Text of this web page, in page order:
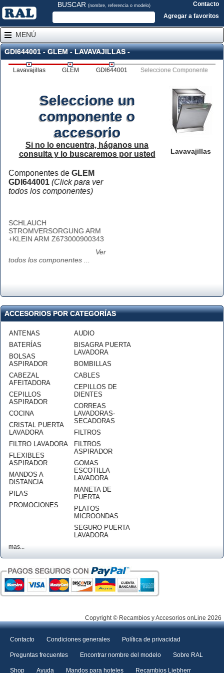
BUSCAR (nombre, referencia o modelo)
Contacto
Agregar a favoritos
MENÚ
GDI644001 - GLEM - LAVAVAJILLAS -
Lavavajillas GLEM GDI644001 Seleccione Componente
Lavavajillas
Seleccione un
componente o
accesorio
Si no lo encuentra, háganos una
consulta y lo buscaremos por usted
Componentes de GLEM
GDI644001 (Click para ver
todos los componentes)
SCHLAUCH
STROMVERSORGUNG ARM
+KLEIN ARM Z673000900343
Ver
todos los componentes ...
ACCESORIOS POR CATEGORÍAS
ANTENAS
BATERÍAS
BOLSAS
ASPIRADOR
CABEZAL
AFEITADORA
CEPILLOS
ASPIRADOR
COCINA
CRISTAL PUERTA
LAVADORA
FILTRO LAVADORA
FLEXIBLES
ASPIRADOR
MANDOS A
DISTANCIA
PILAS
PROMOCIONES
AUDIO
BISAGRA PUERTA
LAVADORA
BOMBILLAS
CABLES
CEPILLOS DE
DIENTES
CORREAS
LAVADORAS-
SECADORAS
FILTROS
FILTROS
ASPIRADOR
GOMAS
ESCOTILLA
LAVADORA
MANETA DE
PUERTA
PLATOS
MICROONDAS
SEGURO PUERTA
LAVADORA
mas...
Copyright © Recambios y Accesorios onLine 2026
Contacto Condiciones generales Política de privacidad
Preguntas frecuentes Encontrar nombre del modelo Sobre RAL
Shop Ayuda Mandos para hoteles Recambios Liebherr